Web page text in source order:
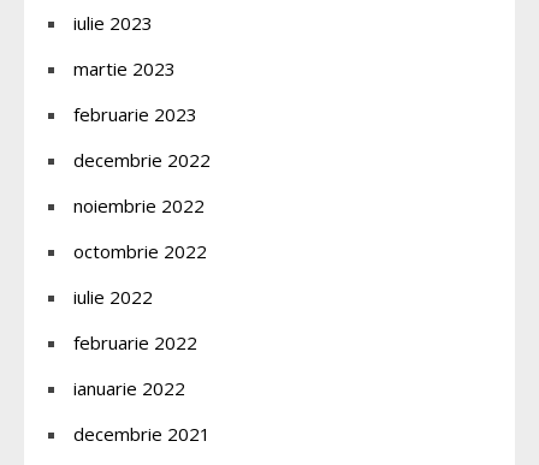
iulie 2023
martie 2023
februarie 2023
decembrie 2022
noiembrie 2022
octombrie 2022
iulie 2022
februarie 2022
ianuarie 2022
decembrie 2021